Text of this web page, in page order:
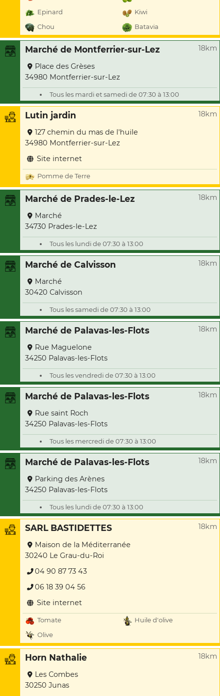
Epinard
Kiwi
Chou
Batavia
Marché de Montferrier-sur-Lez 18km
Place des Grèses
34980 Montferrier-sur-Lez
Tous les mardi et samedi de 07:30 à 13:00
Lutin jardin 18km
127 chemin du mas de l'huile
34980 Montferrier-sur-Lez
Site internet
Pomme de Terre
Marché de Prades-le-Lez 18km
Marché
34730 Prades-le-Lez
Tous les lundi de 07:30 à 13:00
Marché de Calvisson 18km
Marché
30420 Calvisson
Tous les samedi de 07:30 à 13:00
Marché de Palavas-les-Flots 18km
Rue Maguelone
34250 Palavas-les-Flots
Tous les vendredi de 07:30 à 13:00
Marché de Palavas-les-Flots 18km
Rue saint Roch
34250 Palavas-les-Flots
Tous les mercredi de 07:30 à 13:00
Marché de Palavas-les-Flots 18km
Parking des Arènes
34250 Palavas-les-Flots
Tous les lundi de 07:30 à 13:00
SARL BASTIDETTES 18km
Maison de la Méditerranée
30240 Le Grau-du-Roi
04 90 87 73 43
06 18 39 04 56
Site internet
Tomate
Huile d'olive
Olive
Horn Nathalie 18km
Les Combes
30250 Junas